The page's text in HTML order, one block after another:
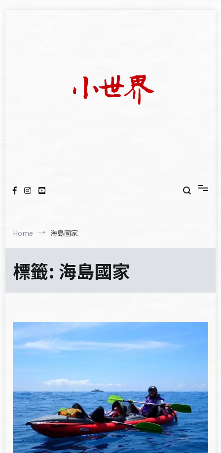
Home 海島國家
標籤: 海島國家